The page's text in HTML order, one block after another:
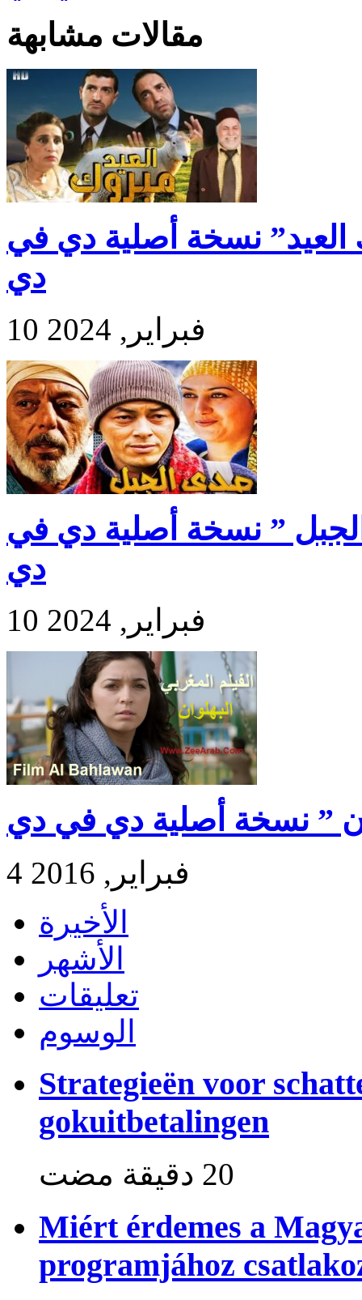
مقالات مشابهة
العيد” نسخة أصلية دي في
دي
10 فبراير, 2024
” نسخة أصلية دي في
دي
10 فبراير, 2024
” نسخة أصلية دي في دي
4 فبراير, 2016
الأخيرة
الأشهر
تعليقات
الوسوم
Strategieën voor
gokuitbetalingen
Miért érdemes a
programjához